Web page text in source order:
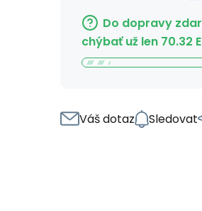
Do dopravy
chýbať už len 70.32
Váš dotaz Sledovat